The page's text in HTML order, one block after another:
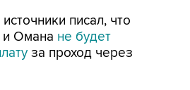
писал, что
и Омана не будет
за проход через